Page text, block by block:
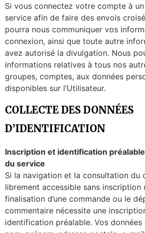
Si vous connectez votre compte à
service afin de faire des envois
pourra nous communiquer vos
connexion, ainsi que toute autre
avez autorisé la divulgation. Nous
informations relatives à tous nos
groupes, comptes, aux données
disponibles sur l’Utilisateur.
COLLECTE DES DONNÉES
D’IDENTIFICATION
Inscription et identification
du service
Si la navigation et la consultation du
librement accessible sans inscription
finalisation d’une commande ou le
commentaire nécessite une
identification préalable. Vos